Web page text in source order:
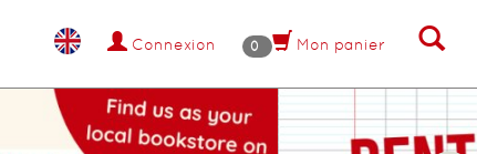
Connexion 0 Mon panier